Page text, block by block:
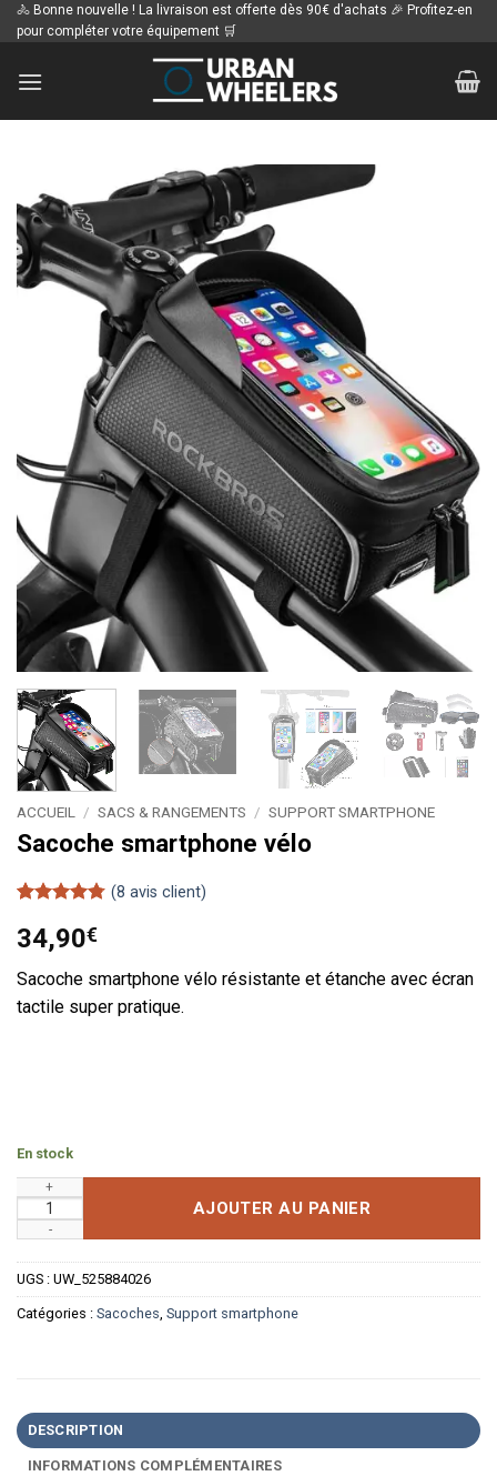
Passer
au
🚴 Bonne nouvelle ! La livraison est offerte dès 90€ d'achats 🎉 Profitez-en
pour compléter votre équipement 🛒
ACCUEIL / SACS & RANGEMENTS / SUPPORT SMARTPHONE
Sacoche smartphone vélo
sur 5 basé
sur
notations
client
(8 avis client)
34,90€
Sacoche smartphone vélo résistante et étanche avec écran
tactile super pratique.
En stock
quantité de Sacoche smartphone vélo
AJOUTER AU PANIER
UGS : UW_525884026
Catégories : Sacoches, Support smartphone
DESCRIPTION
INFORMATIONS COMPLÉMENTAIRES